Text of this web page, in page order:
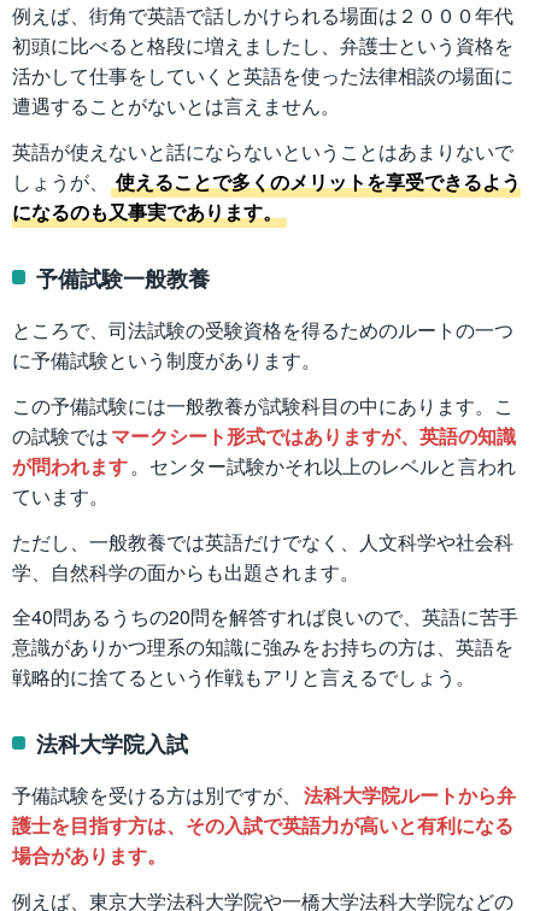
例えば、街角で英語で話しかけられる場面は２０００年代
初頭に比べると格段に増えましたし、弁護士という資格を
活かして仕事をしていくと英語を使った法律相談の場面に
遭遇することがないとは言えません。
英語が使えないと話にならないということはあまりないで
しょうが、
使えることで多くのメリットを享受できるよう
になるのも又事実であります。
予備試験一般教養
ところで、司法試験の受験資格を得るためのルートの一つ
に予備試験という制度があります。
この予備試験には一般教養が試験科目の中にあります。こ
の試験ではマークシート形式ではありますが、英語の知識
が問われます。センター試験かそれ以上のレベルと言われ
ています。
ただし、一般教養では英語だけでなく、人文科学や社会科
学、自然科学の面からも出題されます。
全40問あるうちの20問を解答すれば良いので、英語に苦手
意識がありかつ理系の知識に強みをお持ちの方は、英語を
戦略的に捨てるという作戦もアリと言えるでしょう。
法科大学院入試
予備試験を受ける方は別ですが、 法科大学院ルートから弁
護士を目指す方は、その入試で英語力が高いと有利になる
場合があります。
例えば、東京大学法科大学院や一橋大学法科大学院などの